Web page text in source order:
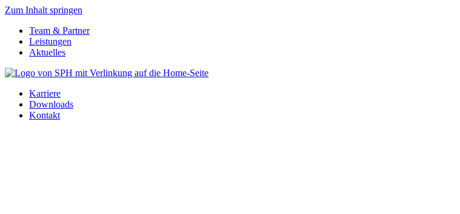
Zum Inhalt springen
Team & Partner
Leistungen
Aktuelles
Karriere
Downloads
Kontakt